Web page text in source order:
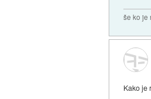
še ko je
Kako je